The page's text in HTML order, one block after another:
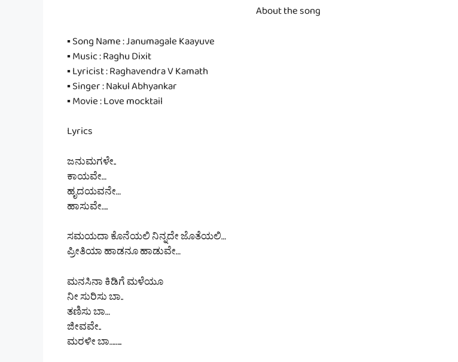
About the song
▪ Song Name : Janumagale Kaayuve
▪ Music : Raghu Dixit
▪ Lyricist : Raghavendra V Kamath
▪ Singer : Nakul Abhyankar
▪ Movie : Love mocktail
Lyrics
ಜನುಮಗಳೇ..
ಕಾಯವೇ…
ಹೃದಯವನೇ…
ಹಾಸುವೇ….
ಸಮಯದಾ ಕೊನೆಯಲಿ ನಿನ್ನದೇ ಜೊತೆಯಲಿ…
ಪ್ರೀತಿಯಾ ಹಾಡನೂ ಹಾಡುವೇ…
ಮನಸಿನಾ ಕಿಡಿಗೆ ಮಳೆಯೂ
ನೀ ಸುರಿಸು ಬಾ..
ತಣಿಸು ಬಾ…
ಜೀವವೇ..
ಮರಳೀ ಬಾ……..